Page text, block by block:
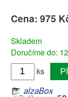
Cena: 975
Skladem
Doručíme do:
ks